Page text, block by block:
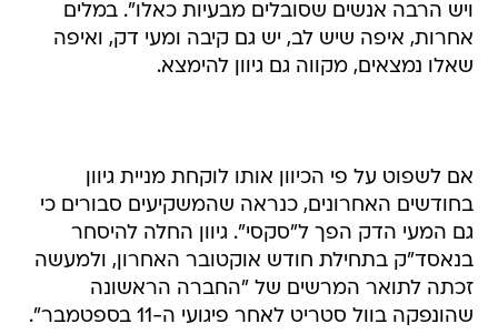
ויש הרבה אנשים שסובלים מבעיות כאלו". במלים
אחרות, איפה שיש לב, יש גם קיבה ומעי דק, ואיפה
שאלו נמצאים, מקווה גם גיוון להימצא.
אם לשפוט על פי הכיוון אותו לוקחת מניית גיוון
בחודשים האחרונים, כנראה שהמשקיעים סבורים כי
גם המעי הדק הפך ל"סקסי". גיוון החלה להיסחר
בנאסד"ק בתחילת חודש אוקטובר האחרון, ולמעשה
זכתה לתואר המרשים של "החברה הראשונה
שהונפקה בוול סטריט לאחר פיגועי ה-11 בספטמבר".